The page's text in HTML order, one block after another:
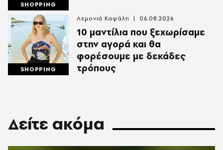
SHOPPING
SHOPPING
10 μαντίλια που ξεχωρίσαμε
στην αγορά και θα
φορέσουμε με δεκάδες
τρόπους
Λεμονιά Καψάλη 06.08.2026
Δείτε ακόμα